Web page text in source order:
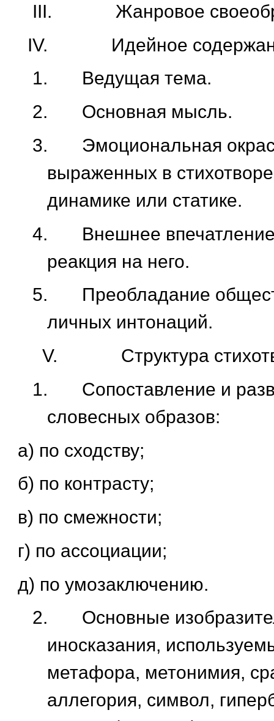
III.
Жанровое
IV.
Идейное
1.
Ведущая тема.
2.
Основная мысль.
3.
Эмоциональная
выраженных в
динамике или статике.
4.
Внешнее
реакция на него.
5.
Преобладание
личных интонаций.
V.
Структура
1.
Сопоставление и
словесных образов:
а) по сходству;
б) по контрасту;
в) по смежности;
г) по ассоциации;
д) по умозаключению.
2.
Основные
иносказания,
метафора, метонимия,
аллегория, символ,